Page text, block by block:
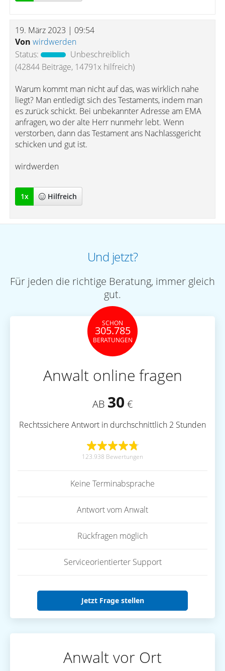
19. März 2023 | 09:54
Von wirdwerden
Status:
Unbeschreiblich
(42844 Beiträge, 14791x hilfreich)
Warum kommt man nicht auf das, was wirklich nahe
liegt? Man entledigt sich des Testaments, indem man
es zurück schickt. Bei unbekannter Adresse am EMA
anfragen, wo der alte Herr nunmehr lebt. Wenn
verstorben, dann das Testament ans Nachlassgericht
schicken und gut ist.
wirdwerden
1x Hilfreich
Und jetzt?
Für jeden die richtige Beratung, immer gleich
gut.
SCHON
305.785
BERATUNGEN
Anwalt online fragen
AB 30 €
Rechtssichere Antwort in durchschnittlich 2 Stunden
123.938 Bewertungen
Keine Terminabsprache
Antwort vom Anwalt
Rückfragen möglich
Serviceorientierter Support
Jetzt Frage stellen
Anwalt vor Ort